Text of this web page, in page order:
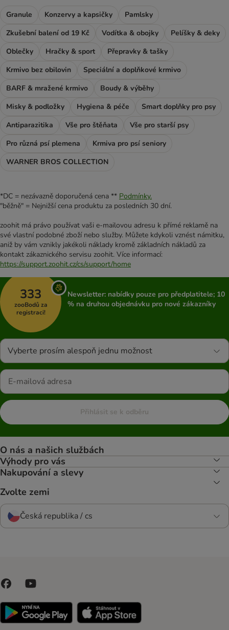
Granule Konzervy a kapsičky
Pamlsky
Zkušební balení od 19 Kč
Vodítka & obojky
Pelíšky & deky
Oblečky
Hračky & sport
Přepravky & tašky
Krmivo bez obilovin
Speciální a doplňkové krmivo
BARF & mražené krmivo
Boudy & výběhy
Misky & podložky
Hygiena & péče
Smart doplňky pro psy
Antiparazitika
Vše pro štěňata
Vše pro starší psy
Pro různá psí plemena
Krmiva pro psí seniory
WARNER BROS COLLECTION
*DC = nezávazně doporučená cena ** Podmínky.
"běžně" = Nejnižší cena produktu za posledních 30 dní.
zoohit má právo používat vaši e-mailovou adresu k přímé reklamě na
své vlastní podobné zboží nebo služby. Můžete kdykoli vznést námitku,
aniž by vám vznikly jakékoli náklady kromě základních nákladů za
kontakt zákaznického servisu zoohit. Více informací:
https://support.zoohit.cz/cs/support/home
333
zooBodů za
registraci!
Newsletter: nabídky pouze pro předplatitele; 10
% na druhou objednávku pro nové zákazníky
Vyberte prosím alespoň jednu možnost
Přihlásit se k odběru
O nás a našich službách
Výhody pro vás
Nakupování a slevy
Zvolte zemi
Česká republika / cs